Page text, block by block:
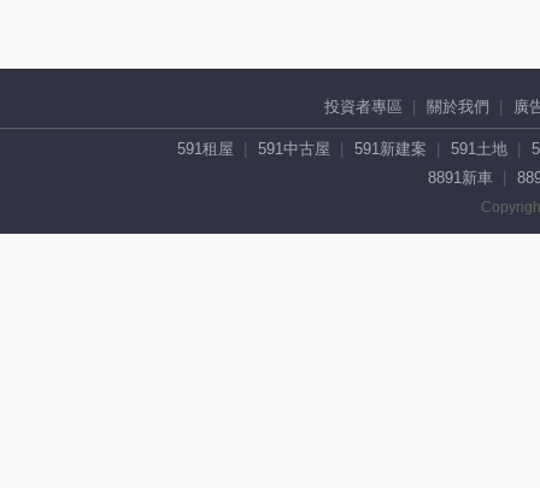
投資者專區 關於我們 廣
591租屋 591中古屋 591新建案 591土地
8891新車